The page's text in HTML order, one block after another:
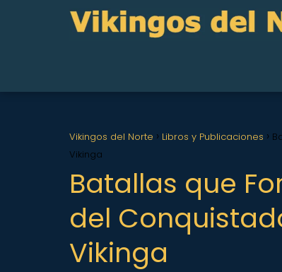
Vikingos del Norte Libros y Publicaciones
Vikinga
Batallas que
del
Vikinga